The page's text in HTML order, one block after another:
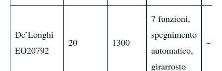
De’Longhi
EO20792
20 1300
7 funzioni,
spegnimento
automatico,
girarrosto